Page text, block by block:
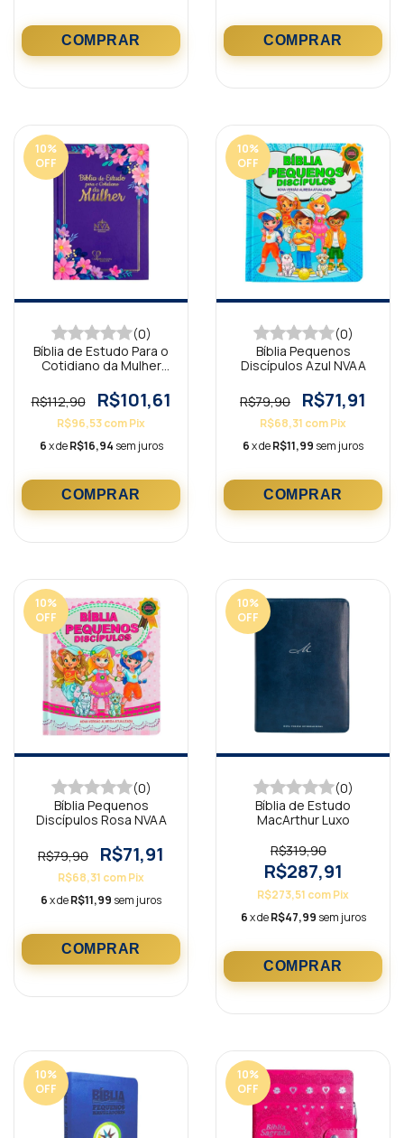
10%
OFF
(0)
Bíblia de Estudo Para o
Cotidiano da Mulher
R$112,90
R$101,61
R$96,53comPix
6x deR$16,94 sem juros
10%
OFF
(0)
Bíblia Pequenos
Discípulos Azul NVAA
R$79,90 R$71,91
R$68,31 comPix
6x deR$11,99 sem juros
10%
OFF
(0)
Bíblia Pequenos
Discípulos Rosa NVAA
R$79,90 R$71,91
R$68,31 comPix
6x deR$11,99 sem juros
10%
OFF
(0)
Bíblia de Estudo
MacArthur Luxo
R$319,90
R$287,91
R$273,51 comPix
6x deR$47,99 sem juros
10%
OFF
10%
OFF